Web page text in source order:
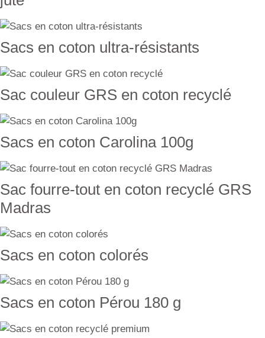
Sacs en coton ultra-résistants
Sac couleur GRS en coton recyclé
Sacs en coton Carolina 100g
Sac fourre-tout en coton recyclé GRS
Madras
Sacs en coton colorés
Sacs en coton Pérou 180 g